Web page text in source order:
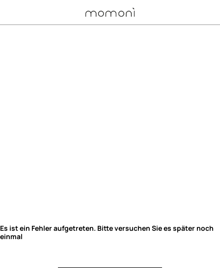
Es ist ein Fehler aufgetreten. Bitte versuchen Sie es später noch
einmal